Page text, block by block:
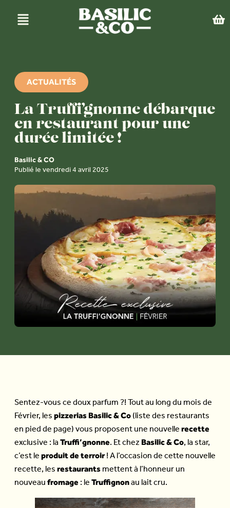
ACTUALITÉS
La Truffi’gnonne débarque
en restaurant pour une
durée limitée !
Basilic & CO
Publié le vendredi 4 avril 2025
Sentez-vous ce doux parfum ?! Tout au long du mois de
Février, les pizzerias Basilic & Co(liste des restaurants
en pied de page) vous proposent une nouvelle recette
exclusive : la Truffi’gnonne. Et chez Basilic & Co, la star,
c’est le produit de terroir! A l’occasion de cette nouvelle
recette, les restaurantsmettent à l’honneur un
nouveau fromage: le Truffignonau lait cru.